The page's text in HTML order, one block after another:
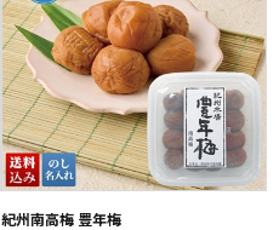
紀州南高梅 豊年梅